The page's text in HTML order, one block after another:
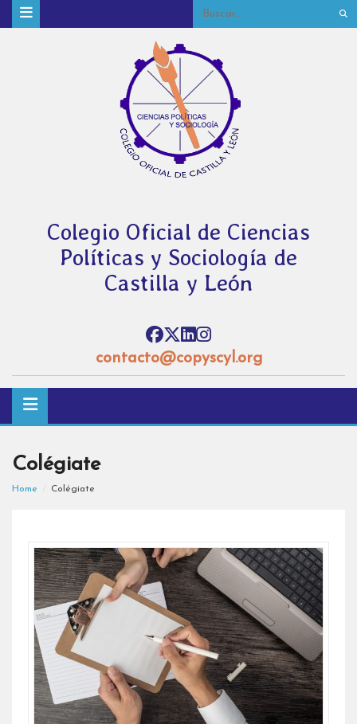
Colegio Oficial de Ciencias
Políticas y Sociología de
Castilla y León
contacto@copyscyl.org
Colégiate
Home Colégiate